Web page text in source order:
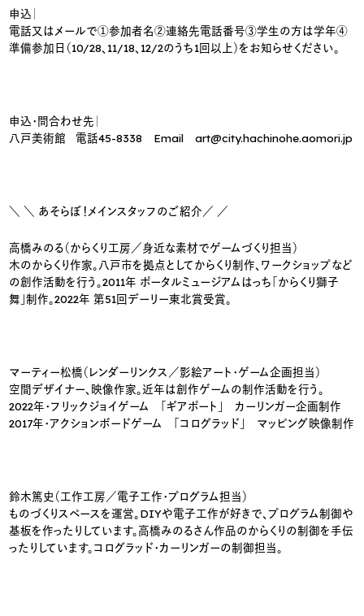
申込｜
電話又はメールで①参加者名②連絡先電話番号③学生の方は学年④
準備参加日（10/28、11/18、12/2のうち1回以上）をお知らせください。
申込・問合わせ先｜
八戸美術館 電話45-8338 Email art@city.hachinohe.aomori.jp
＼ ＼ あそらぼ！メインスタッフのご紹介／ ／
高橋みのる（からくり工房／身近な素材でゲームづくり担当）
木のからくり作家。八戸市を拠点としてからくり制作、ワークショップなど
の創作活動を行う。2011年 ポータルミュージアムはっち「からくり獅子
舞」制作。2022年 第51回デーリー東北賞受賞。
マーティー松橋（レンダーリンクス／影絵アート・ゲーム企画担当）
空間デザイナー、映像作家。近年は創作ゲームの制作活動を行う。
2022年・フリックジョイゲーム 「ギアポート」 カーリンガー企画制作
2017年・アクションボードゲーム 「コログラッド」 マッピング映像制作
鈴木篤史 （工作工房／電子工作・プログラム担当）
ものづくりスペースを運営。DIYや電子工作が好きで、プログラム制御や
基板を作ったりしています。高橋みのるさん作品のからくりの制御を手伝
ったりしています。コログラッド・カーリンガーの制御担当。